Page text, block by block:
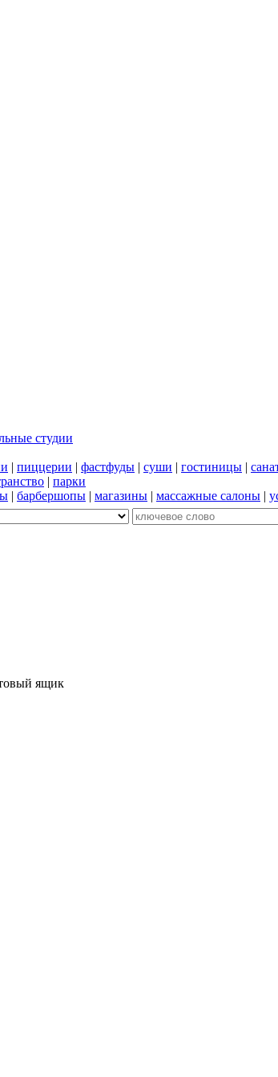
студии
| пиццерии | фастфуды | суши | гостиницы |
| парки
| барбершопы | магазины | массажные салоны |
ящик